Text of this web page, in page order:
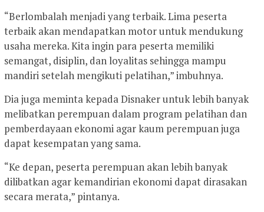
“Berlombalah menjadi yang terbaik. Lima peserta
terbaik akan mendapatkan motor untuk mendukung
usaha mereka. Kita ingin para peserta memiliki
semangat, disiplin, dan loyalitas sehingga mampu
mandiri setelah mengikuti pelatihan,” imbuhnya.
Dia juga meminta kepada Disnaker untuk lebih banyak
melibatkan perempuan dalam program pelatihan dan
pemberdayaan ekonomi agar kaum perempuan juga
dapat kesempatan yang sama.
“Ke depan, peserta perempuan akan lebih banyak
dilibatkan agar kemandirian ekonomi dapat dirasakan
secara merata,” pintanya.